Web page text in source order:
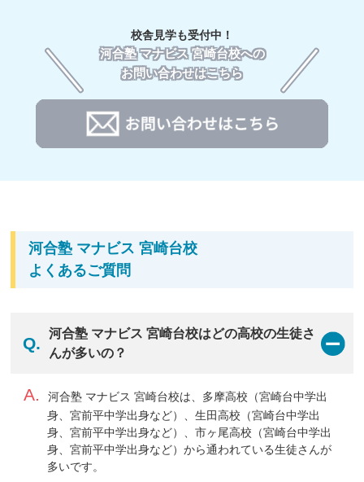
02
アドバイザー
へ。
受験勉強は、一人だけで頑張る必要はありません。自
己管理が苦手な高校生も大丈夫。マナビスでは、受験
習の悩みをサポートする大学生のアシスタントアドバ
イザーがあなたの強い味方です。あなたの学力を上
校舎見学も受付中！
河合塾 マナビス 宮崎台校への
お問い合わせはこちら
河合塾 マナビス 宮崎台校
よくあるご質問
Q.
河合塾 マナビス 宮崎台校はどの高校の生徒さ
んが多いの？
A.
河合塾 マナビス 宮崎台校は、多摩高校（宮崎台中学出
身、宮前平中学出身など）、生田高校（宮崎台中学出
身、宮前平中学出身など）、市ヶ尾高校（宮崎台中学出
身、宮前平中学出身など）から通われている生徒さんが
多いです。